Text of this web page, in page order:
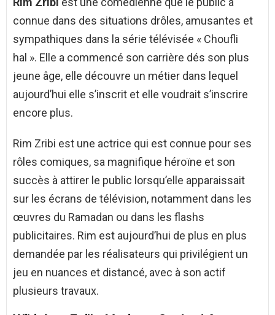
connue dans des situations drôles, amusantes et
sympathiques dans la série télévisée « Choufli
hal ». Elle a commencé son carrière dés son plus
jeune âge, elle découvre un métier dans lequel
aujourd’hui elle s’inscrit et elle voudrait s’inscrire
encore plus.
Rim Zribi est une actrice qui est connue pour ses
rôles comiques, sa magnifique héroïne et son
succès à attirer le public lorsqu’elle apparaissait
sur les écrans de télévision, notamment dans les
œuvres du Ramadan ou dans les flashs
publicitaires. Rim est aujourd’hui de plus en plus
demandée par les réalisateurs qui privilégient un
jeu en nuances et distancé, avec à son actif
plusieurs travaux.